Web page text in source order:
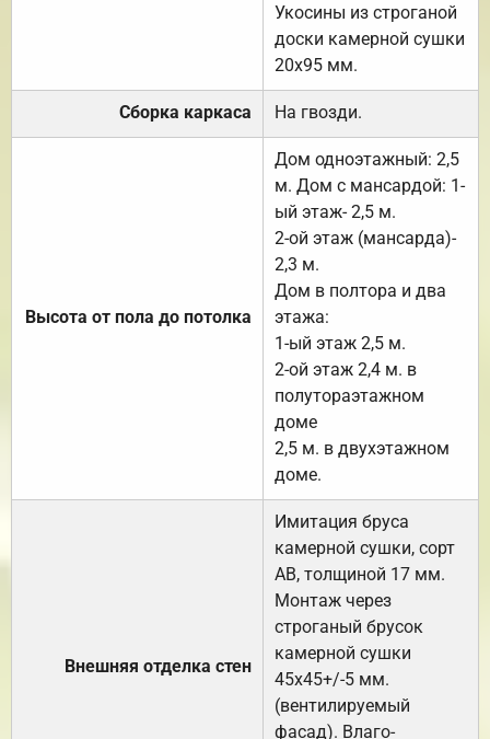
Укосины из строганой
доски камерной сушки
20х95 мм.
Сборка каркаса На гвозди.
Высота от пола до потолка
Дом одноэтажный: 2,5
м. Дом с мансардой: 1-
ый этаж- 2,5 м.
2-ой этаж (мансарда)-
2,3 м.
Дом в полтора и два
этажа:
1-ый этаж 2,5 м.
2-ой этаж 2,4 м. в
полутораэтажном
доме
2,5 м. в двухэтажном
доме.
Внешняя отделка стен
Имитация бруса
камерной сушки, сорт
АВ, толщиной 17 мм.
Монтаж через
строганый брусок
камерной сушки
45х45+/-5 мм.
(вентилируемый
фасад). Влаго-